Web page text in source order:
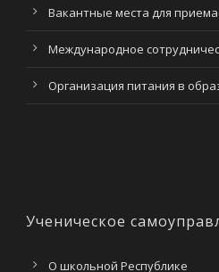
Вакантные места для
Международное
Организация питания в
Ученическое
О школьной Республике